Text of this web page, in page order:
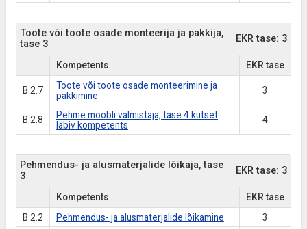
Toote või toote osade monteerija ja pakkija,
tase 3
EKR tase: 3
Kompetents EKR tase
B.2.7
Toote või toote osade monteerimine ja
pakkimine
3
B.2.8
Pehme mööbli valmistaja, tase 4 kutset
läbiv kompetents
4
Pehmendus- ja alusmaterjalide lõikaja, tase
3
EKR tase: 3
Kompetents
EKR tase
B.2.2
Pehmendus- ja alusmaterjalide lõikamine 3